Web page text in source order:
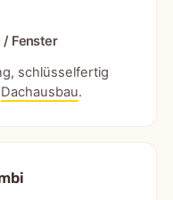
/ Fenster
schlüsselfertig
Dachausbau.